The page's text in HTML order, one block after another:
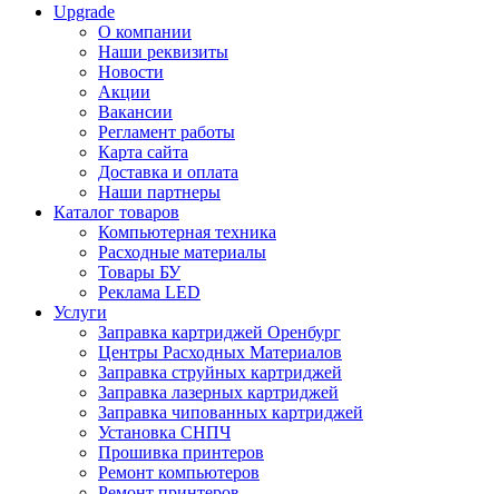
Upgrade
О компании
Наши реквизиты
Новости
Акции
Вакансии
Регламент работы
Карта сайта
Доставка и оплата
Наши партнеры
Каталог товаров
Компьютерная техника
Расходные материалы
Товары БУ
Реклама LED
Услуги
Заправка картриджей Оренбург
Центры Расходных Материалов
Заправка струйных картриджей
Заправка лазерных картриджей
Заправка чипованных картриджей
Установка СНПЧ
Прошивка принтеров
Ремонт компьютеров